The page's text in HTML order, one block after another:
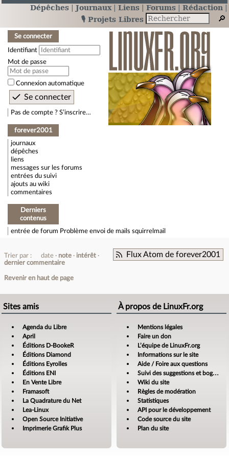
Dépêches Journaux Liens Forums
Rédaction
🎙️ Projets Libres
Se connecter
Identifiant
Mot de passe
Connexion automatique
Pas de compte ? S’inscrire…
forever2001
journaux
dépêches
liens
messages sur les forums
entrées du suivi
ajouts au wiki
commentaires
Derniers
contenus
entrée de forum Problème envoi de mails squirrelmail
Flux Atom de forever2001
Trier par : date note
intérêt
dernier commentaire
Revenir en haut de page
Sites amis
Agenda du Libre
April
Éditions D-BookeR
Éditions Diamond
Éditions Eyrolles
Éditions ENI
En Vente Libre
Framasoft
La Quadrature du Net
Lea-Linux
Open Source Initiative
Imprimerie Grafik Plus
À propos de LinuxFr.org
Mentions légales
Faire un don
L’équipe de LinuxFr.org
Informations sur le site
Aide / Foire aux questions
Suivi des suggestions et bogues
Wiki du site
Règles de modération
Statistiques
API pour le développement
Code source du site
Plan du site